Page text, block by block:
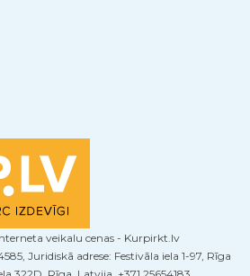
Juridiskā adrese: Festivāla iela 1-97, Rīga